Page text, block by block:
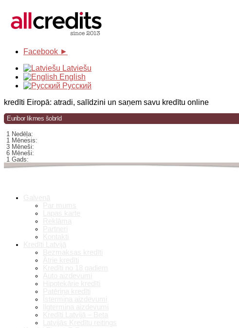
Facebook ►
Latviešu
English
Русский
kredīti Eiropā: atradi, salīdzini un saņem savu kredītu online
Euribor likmes šobrīd
1 Nedēļa:
1 Mēnesis:
3 Mēneši:
6 Mēneši:
1 Gads: